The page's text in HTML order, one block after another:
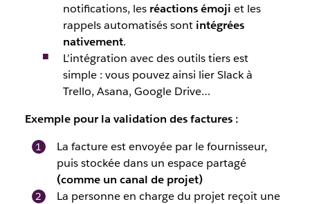
notifications, les réactions émoji et les
rappels automatisés sont intégrées
nativement.
L’intégration avec des outils tiers est
simple : vous pouvez ainsi lier Slack à
Trello, Asana, Google Drive…
Exemple pour la validation des factures :
La facture est envoyée par le fournisseur,
puis stockée dans un espace partagé
(comme un canal de projet)
La personne en charge du projet reçoit une